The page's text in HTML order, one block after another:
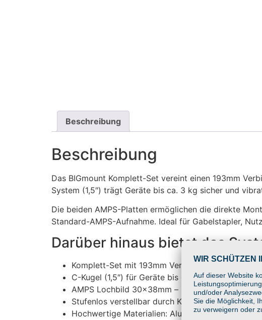
Beschreibung
Beschreibung
Das BIGmount Komplett-Set vereint einen 193mm
System (1,5″) trägt Geräte bis ca. 3 kg sicher und
Die beiden AMPS-Platten ermöglichen die direkte
Standard-AMPS-Aufnahme. Ideal für Gabelstapler,
Darüber hinaus bietet das
Komplett-Set mit 193mm Verbinder und zwei
C-Kugel (1,5″) für Geräte bis ca. 3 kg
AMPS Lochbild 30x38mm – kompatibel mit
Stufenlos verstellbar durch Kugelgelenk-Technik
Hochwertige Materialien: Aluminium &